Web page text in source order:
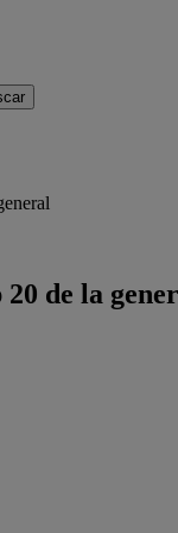
de la